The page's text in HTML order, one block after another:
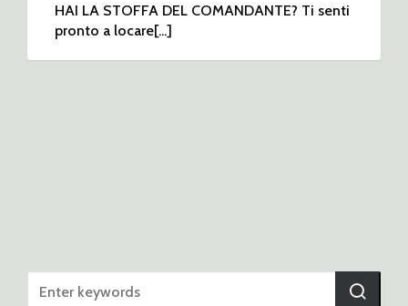
HAI LA STOFFA DEL COMANDANTE? Ti senti
pronto a locare[...]